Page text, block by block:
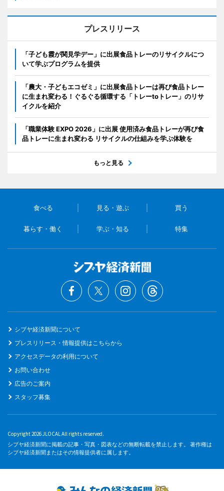
プレスリリース
「子ども霞が関見学デー」に出展食品トレーのリサイクルにつ
いて学ぶプログラムを提供
「農大・子どもエコゼミ」に出展食品トレーは再び食品トレー
に生まれ変わる！ぐるぐる循環する「トレーtoトレー」のリサ
イクルを紹介
「職業体験 EXPO 2026」に出展 使用済み食品トレーが再び食
品トレーに生まれ変わる リサイクルの仕組みを学ぶ体験を
もっと見る
食べる 見る・遊ぶ 買う
暮らす・働く 学ぶ・知る 特集
シブヤ経済新聞について
プレスリリース・情報提供はこちらから
アクセスデータの利用について
お問い合わせ
広告のご案内
スタッフ募集
Copyright 2026 JLOCAL All rights reserved.
シブヤ経済新聞に掲載の記事・写真・図表などの無断転載を禁止します。 著作権は
シブヤ経済新聞またはその情報提供者に属します。